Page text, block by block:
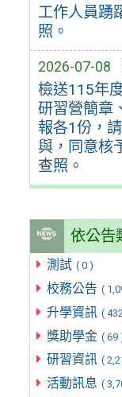
工作人員踴
照。
2026-07-08
檢送115年
研習營簡章
報各1份，
與，同意核
查照。
依公告
測試 ( 0 )
校務公告 (
升學資訊 (
獎助學金 ( 69
研習資訊 (
活動訊息 (